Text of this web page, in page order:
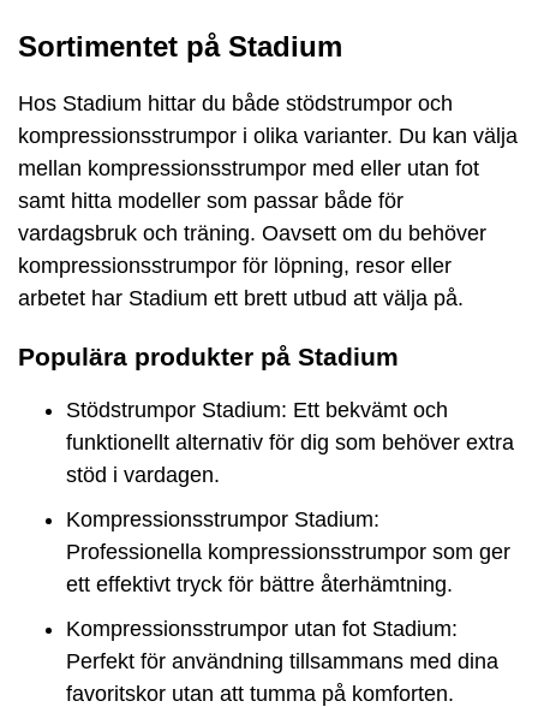
Sortimentet på Stadium
Hos Stadium hittar du både stödstrumpor och
kompressionsstrumpor i olika varianter. Du kan välja
mellan kompressionsstrumpor med eller utan fot
samt hitta modeller som passar både för
vardagsbruk och träning. Oavsett om du behöver
kompressionsstrumpor för löpning, resor eller
arbetet har Stadium ett brett utbud att välja på.
Populära produkter på Stadium
Stödstrumpor Stadium: Ett bekvämt och
funktionellt alternativ för dig som behöver extra
stöd i vardagen.
Kompressionsstrumpor Stadium:
Professionella kompressionsstrumpor som ger
ett effektivt tryck för bättre återhämtning.
Kompressionsstrumpor utan fot Stadium:
Perfekt för användning tillsammans med dina
favoritskor utan att tumma på komforten.